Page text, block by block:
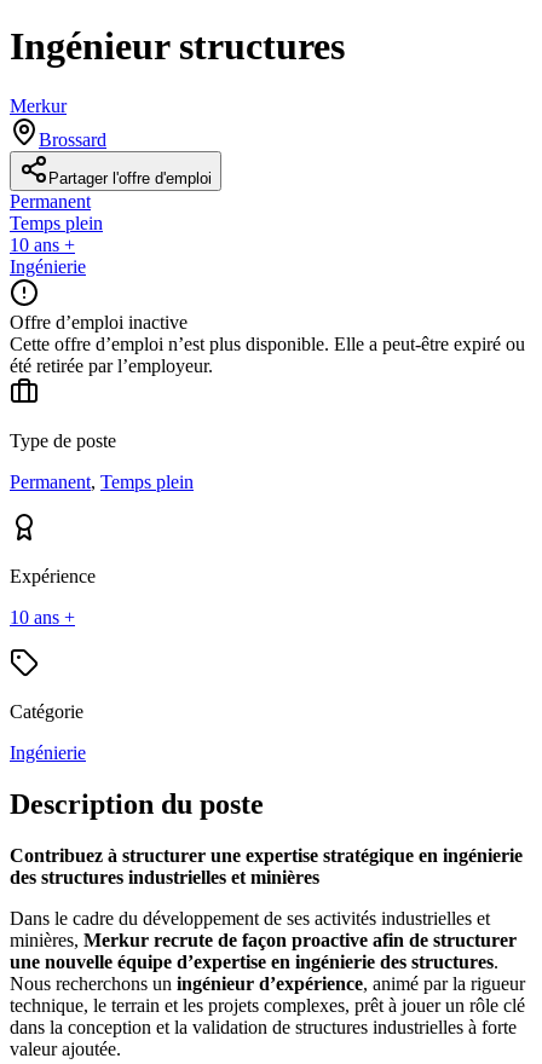
Ingénieur structures
Merkur
Brossard
Partager l'offre d'emploi
Permanent
Temps plein
10 ans +
Ingénierie
Offre d’emploi inactive
Cette offre d’emploi n’est plus disponible. Elle a peut-être expiré ou
été retirée par l’employeur.
Type de poste
Permanent, Temps plein
Expérience
10 ans +
Catégorie
Ingénierie
Description du poste
Contribuez à structurer une expertise stratégique en ingénierie
des structures industrielles et minières
Dans le cadre du développement de ses activités industrielles et
minières, Merkur recrute de façon proactive afin de structurer
une nouvelle équipe d’expertise en ingénierie des structures.
Nous recherchons un ingénieur d’expérience, animé par la rigueur
technique, le terrain et les projets complexes, prêt à jouer un rôle clé
dans la conception et la validation de structures industrielles à forte
valeur ajoutée.